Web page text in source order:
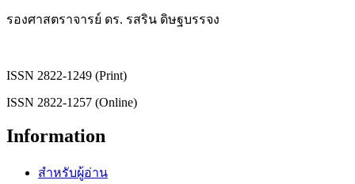
รองศาสตราจารย์ ดร. รสริน ดิษฐบรรจง
ISSN 2822-1249 (Print)
ISSN 2822-1257 (Online)
Information
สำหรับผู้อ่าน